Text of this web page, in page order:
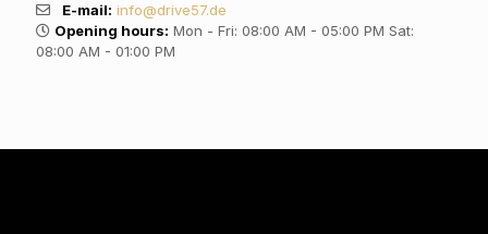
E-mail: info@drive57.de
Opening hours: Mon - Fri: 08:00 AM - 05:00 PM Sat:
08:00 AM - 01:00 PM